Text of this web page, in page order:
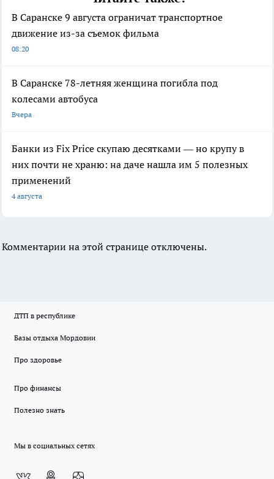
В Саранске 9 августа ограничат транспортное
движение из-за съемок фильма
08:20
В Саранске 78-летняя женщина погибла под
колесами автобуса
Вчера
Банки из Fix Price скупаю десятками — но крупу в
них почти не храню: на даче нашла им 5 полезных
применений
4 августа
Комментарии на этой странице отключены.
ДТП в республике
Базы отдыха Мордовии
Про здоровье
Про финансы
Полезно знать
Мы в социальных сетях